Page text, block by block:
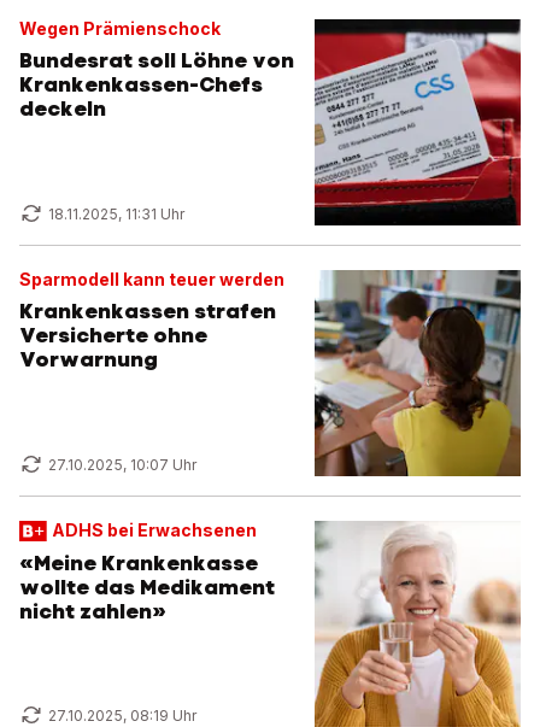
Wegen Prämienschock
Bundesrat soll Löhne von
Krankenkassen-Chefs
deckeln
18.11.2025, 11:31 Uhr
Sparmodell kann teuer werden
Krankenkassen strafen
Versicherte ohne
Vorwarnung
27.10.2025, 10:07 Uhr
ADHS bei Erwachsenen
«Meine Krankenkasse
wollte das Medikament
nicht zahlen»
27.10.2025, 08:19 Uhr